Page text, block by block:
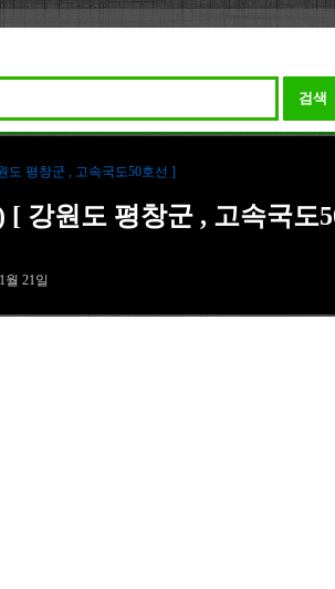
검색
도 평창군 , 고속국도50호선 ]
[ 강원도 평창군 , 고속국도
월 21일